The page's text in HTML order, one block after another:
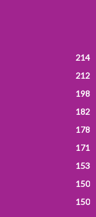
214
212
198
182
178
171
153
150
150